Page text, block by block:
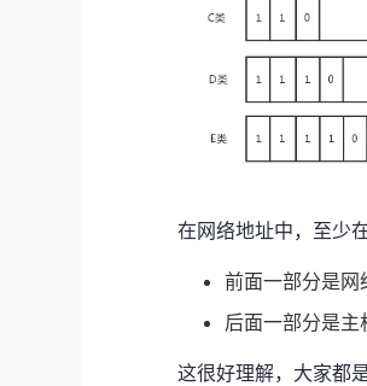
在网络地址中，至少
前面一部分是网
后面一部分是主
这很好理解，大家都